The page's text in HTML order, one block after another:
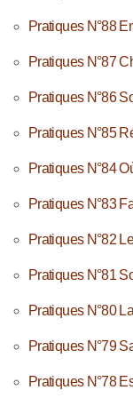
Pratiques N°88
Pratiques N°87
Pratiques N°86
Pratiques N°85
Pratiques N°84
Pratiques N°83
Pratiques N°82
Pratiques N°81
Pratiques N°80
Pratiques N°79
Pratiques N°78